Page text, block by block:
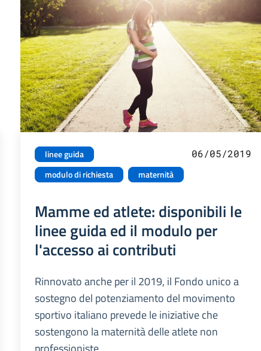
linee guida
modulo di richiesta
maternità
06/05/2019
Mamme ed atlete: disponibili le
linee guida ed il modulo per
l'accesso ai contributi
Rinnovato anche per il 2019, il Fondo unico a
sostegno del potenziamento del movimento
sportivo italiano prevede le iniziative che
sostengono la maternità delle atlete non